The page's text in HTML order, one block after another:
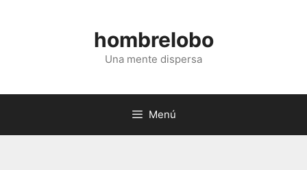
hombrelobo
Una mente dispersa
Menú